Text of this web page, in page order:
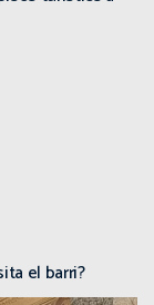
el barri?